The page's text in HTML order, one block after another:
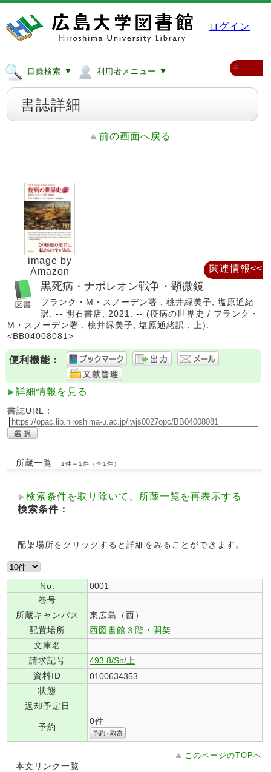
ログイン
目録検索 ▼ 利用者メニュー ▼ ≡
書誌詳細
前の画面へ戻る
image by
Amazon
黒死病・ナポレオン戦争・顕微鏡
フランク・M・スノーデン著 ; 桃井緑美子, 塩原通緒
訳. -- 明石書店, 2021. -- (疫病の世界史 / フランク・
M・スノーデン著 ; 桃井緑美子, 塩原通緒訳 ; 上).
<BB04008081>
便利機能：
詳細情報を見る
書誌URL：
所蔵一覧 1件～1件（全1件）
検索条件を取り除いて、所蔵一覧を再表示する
検索条件：
配架場所をクリックすると詳細をみることができます。
No.
0001
巻号
所蔵キャンパス
東広島（西）
配置場所
西図書館３階・開架
文庫名
請求記号
493.8/Sn/上
資料ID
0100634353
状態
返却予定日
予約
0件
このページのTOPへ
本文リンク一覧
関連情報<<